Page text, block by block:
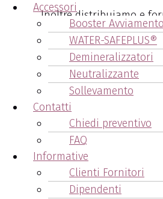
Accessori
Booster Avviamento
WATER-SAFEPLUS®
Demineralizzatori
Neutralizzante
Sollevamento
Contatti
Chiedi preventivo
FAQ
Informative
Clienti Fornitori
Dipendenti
Inoltre distribuiamo e
Repubblica di San